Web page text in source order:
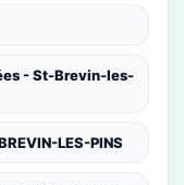
- St-Brevin-les-
LES-PINS